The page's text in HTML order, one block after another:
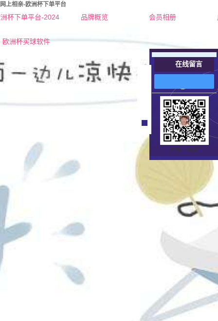
网上相亲-欧洲杯下单平台
杯下单平台-2024
欧洲杯买球软件
品牌概览
欧洲杯下单平台的简介
营业执照
会员相册
红娘-张老师
女士
男士
在线留言
扫描二维码